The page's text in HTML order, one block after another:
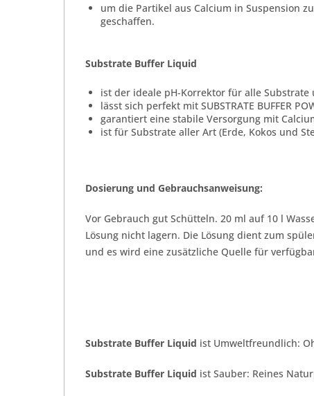
um die Partikel aus Calcium in Suspension
geschaffen.
Substrate Buffer Liquid
ist der ideale pH-Korrektor für alle
lässt sich perfekt mit SUBSTRATE BUFFER
garantiert eine stabile Versorgung mit
ist für Substrate aller Art (Erde, Kokos und
Dosierung und Gebrauchsanweisung:
Vor Gebrauch gut Schütteln. 20 ml auf 10 l
Lösung nicht lagern. Die Lösung dient zum
und es wird eine zusätzliche Quelle für
Substrate Buffer Liquid ist Umweltfreundlich:
Substrate Buffer Liquid ist Sauber: Reines